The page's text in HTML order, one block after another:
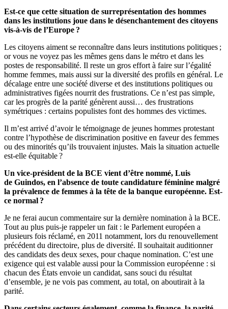
Est-ce que cette situation de surreprésentation des hommes
dans les institutions joue dans le désenchantement des citoyens
vis-à-vis de l’Europe ?
Les citoyens aiment se reconnaître dans leurs institutions politiques ;
or vous ne voyez pas les mêmes gens dans le métro et dans les
postes de responsabilité. Il reste un gros effort à faire sur l’égalité
homme femmes, mais aussi sur la diversité des profils en général. Le
décalage entre une société diverse et des institutions politiques ou
administratives figées nourrit des frustrations. Ce n’est pas simple,
car les progrès de la parité génèrent aussi… des frustrations
symétriques : certains populistes font des hommes des victimes.
Il m’est arrivé d’avoir le témoignage de jeunes hommes protestant
contre l’hypothèse de discrimination positive en faveur des femmes
ou des minorités qu’ils trouvaient injustes. Mais la situation actuelle
est-elle équitable ?
Un vice-président de la BCE vient d’être nommé, Luis
de Guindos, en l’absence de toute candidature féminine malgré
la prévalence de femmes à la tête de la banque européenne. Est-
ce normal ?
Je ne ferai aucun commentaire sur la dernière nomination à la BCE.
Tout au plus puis-je rappeler un fait : le Parlement européen a
plusieurs fois réclamé, en 2011 notamment, lors du renouvellement
précédent du directoire, plus de diversité. Il souhaitait auditionner
des candidats des deux sexes, pour chaque nomination. C’est une
exigence qui est valable aussi pour la Commission européenne : si
chacun des États envoie un candidat, sans souci du résultat
d’ensemble, je ne vois pas comment, au total, on aboutirait à la
parité.